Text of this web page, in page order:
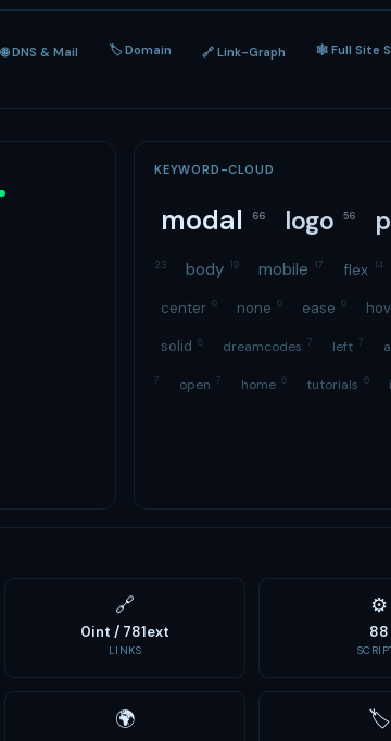
🌐 DNS & Mail 🏷 Domain 🔗 Link-Graph 🕸 Full Site
KEYWORD-CLOUD
modal 66 logo 56
23 body 19 mobile 17 flex 14
center 9 none 9 ease 9
solid 8 dreamcodes 7 left 7
7 open 7 home 6 tutorials 6
🔗
0int / 781ext
LINKS
⚙️
88
🌍 🏷